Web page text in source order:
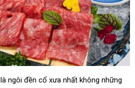
là ngôi đền cổ xưa nhất không những